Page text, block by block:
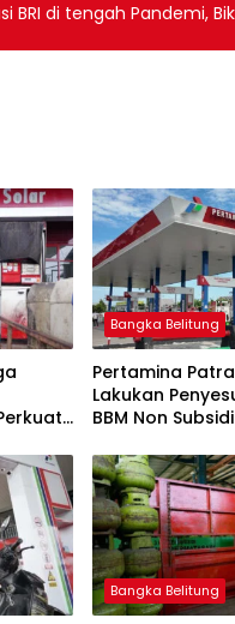
BRI di tengah Pandemi,
Bangka Belitung
Pertamina
Lakukan
BBM Non
Bangka Belitung